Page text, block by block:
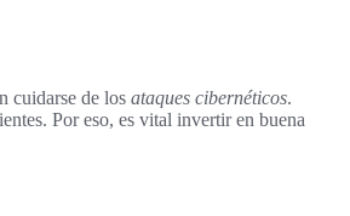
cuidarse de los ataques cibernéticos.
Por eso, es vital invertir en buena